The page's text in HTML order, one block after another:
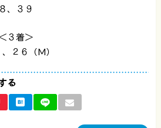
、３９
３着＞
２６（M）
る